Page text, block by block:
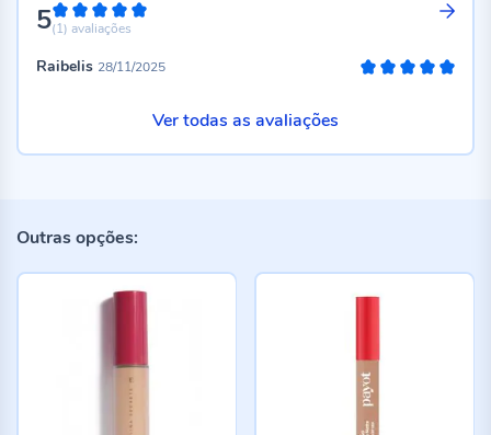
5100%
(1) avaliações
Raibelis 28/11/2025
Ver todas as avaliações
Outras opções: